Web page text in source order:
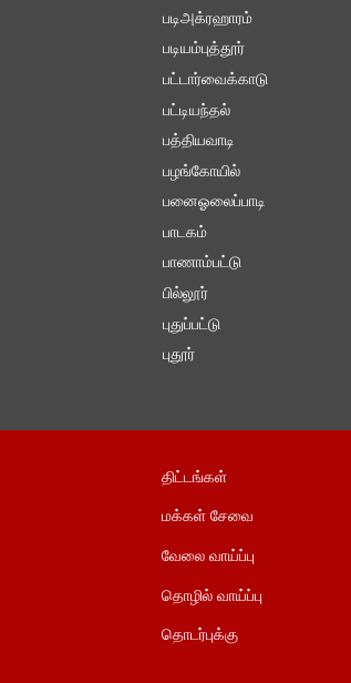
படிஅக்ரஹாரம்
படியம்புத்தூர்
பட்டார்வைக்காடு
பட்டியந்தல்
பத்தியவாடி
பழங்கோயில்
பனைஓலைப்பாடி
பாடகம்
பாணாம்பட்டு
பில்லூர்
புதுப்பட்டு
புதூர்
திட்டங்கள்
மக்கள் சேவை
வேலை வாய்ப்பு
தொழில் வாய்ப்பு
தொடர்புக்கு